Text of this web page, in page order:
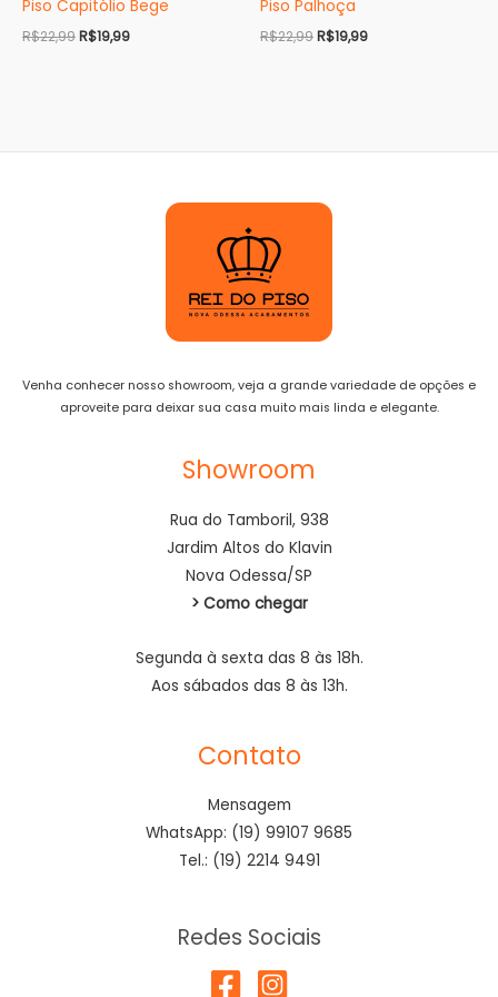
Piso Capitólio Bege
R$22,99R$19,99
Piso Palhoça
R$22,99R$19,99
Venha conhecer nosso showroom, veja a grande variedade de opções e
aproveite para deixar sua casa muito mais linda e elegante.
Showroom
Rua do Tamboril, 938
Jardim Altos do Klavin
Nova Odessa/SP
> Como chegar
Segunda à sexta das 8 às 18h.
Aos sábados das 8 às 13h.
Contato
Mensagem
WhatsApp: (19) 99107 9685
Tel.: (19) 2214 9491
Redes Sociais